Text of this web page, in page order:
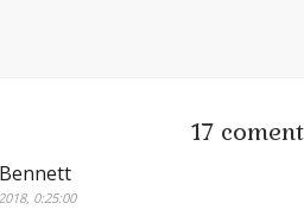
17
0:25:00